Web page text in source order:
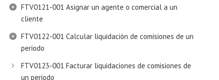
FTV0121-001 Asignar un agente o comercial a un
cliente
FTV0122-001 Calcular liquidación de comisiones de un
periodo
FTV0123-001 Facturar liquidaciones de comisiones de
un periodo